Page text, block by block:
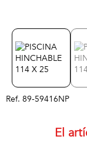
Ref. 89-59416NP
El